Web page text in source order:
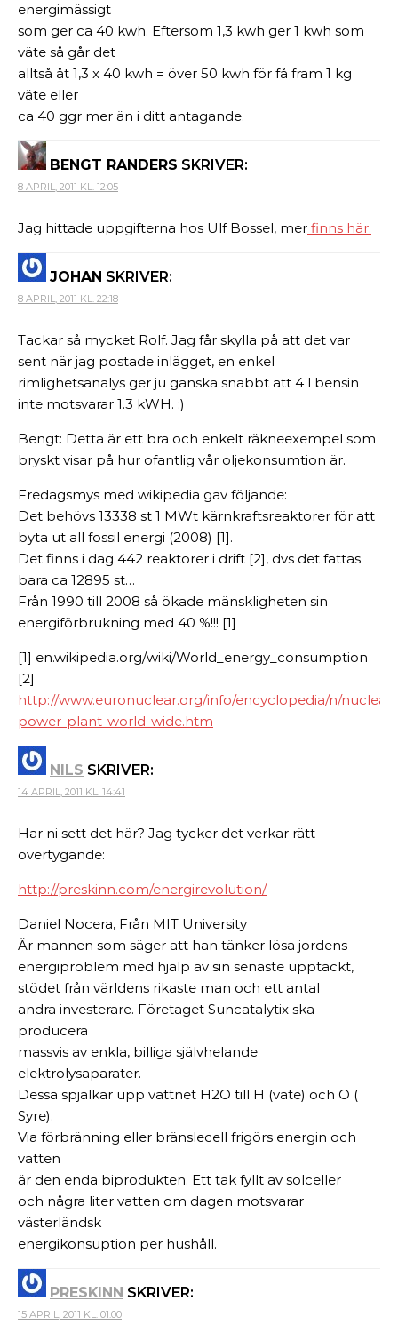
energimässigt
som ger ca 40 kwh. Eftersom 1,3 kwh ger 1 kwh som
väte så går det
alltså åt 1,3 x 40 kwh = över 50 kwh för få fram 1 kg
väte eller
ca 40 ggr mer än i ditt antagande.
BENGT RANDERS SKRIVER:
8 APRIL, 2011 KL. 12:05
Jag hittade uppgifterna hos Ulf Bossel, mer finns här.
JOHAN SKRIVER:
8 APRIL, 2011 KL. 22:18
Tackar så mycket Rolf. Jag får skylla på att det var
sent när jag postade inlägget, en enkel
rimlighetsanalys ger ju ganska snabbt att 4 l bensin
inte motsvarar 1.3 kWH. :)
Bengt: Detta är ett bra och enkelt räkneexempel som
bryskt visar på hur ofantlig vår oljekonsumtion är.
Fredagsmys med wikipedia gav följande:
Det behövs 13338 st 1 MWt kärnkraftsreaktorer för att
byta ut all fossil energi (2008) [1].
Det finns i dag 442 reaktorer i drift [2], dvs det fattas
bara ca 12895 st…
Från 1990 till 2008 så ökade mänskligheten sin
energiförbrukning med 40 %!!! [1]
[1] en.wikipedia.org/wiki/World_energy_consumption
[2]
http://www.euronuclear.org/info/encyclopedia/n/nuclear-
power-plant-world-wide.htm
NILS SKRIVER:
14 APRIL, 2011 KL. 14:41
Har ni sett det här? Jag tycker det verkar rätt
övertygande:
http://preskinn.com/energirevolution/
Daniel Nocera, Från MIT University
Är mannen som säger att han tänker lösa jordens
energiproblem med hjälp av sin senaste upptäckt,
stödet från världens rikaste man och ett antal
andra investerare. Företaget Suncatalytix ska
producera
massvis av enkla, billiga självhelande
elektrolysaparater.
Dessa spjälkar upp vattnet H2O till H (väte) och O (
Syre).
Via förbränning eller bränslecell frigörs energin och
vatten
är den enda biprodukten. Ett tak fyllt av solceller
och några liter vatten om dagen motsvarar
västerländsk
energikonsuption per hushåll.
PRESKINN SKRIVER:
15 APRIL, 2011 KL. 01:00